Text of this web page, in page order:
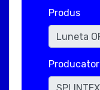
Produs
Producator